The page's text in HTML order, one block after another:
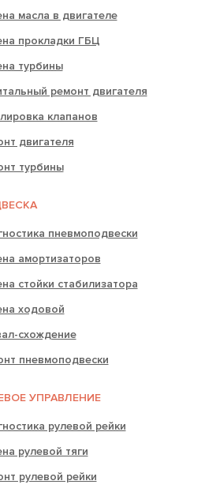
масла в двигателе
прокладки ГБЦ
турбины
ремонт двигателя
клапанов
двигателя
турбины
пневмоподвески
амортизаторов
стойки стабилизатора
ходовой
схождение
пневмоподвески
УПРАВЛЕНИЕ
рулевой рейки
рулевой тяги
рулевой рейки